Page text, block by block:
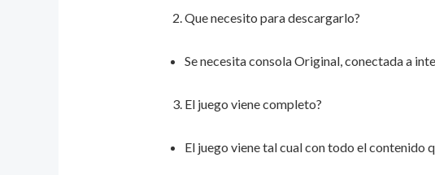
Que necesito para descargarlo?
Se necesita consola Original, conectada a
El juego viene completo?
El juego viene tal cual con todo el contenido